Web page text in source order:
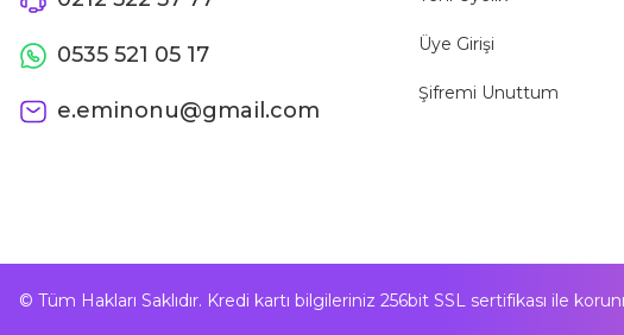
0535 521 05 17
e.eminonu@gmail.com
Üye Girişi
Şifremi Unuttum
© Tüm Hakları Saklıdır. Kredi kartı bilgileriniz 256bit SSL sertifikası ile